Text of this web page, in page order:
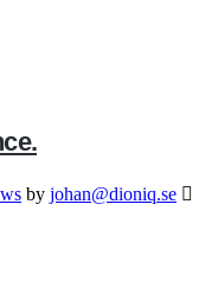
by johan@dioniq.se